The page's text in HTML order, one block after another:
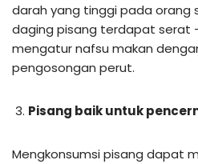
darah yang tinggi pada orang
daging pisang terdapat serat
mengatur nafsu makan
pengosongan perut.
Pisang baik untuk
Mengkonsumsi pisang dapat